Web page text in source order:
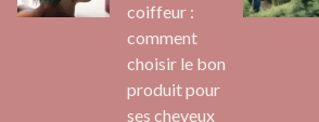
coiffeur :
comment
choisir le bon
produit pour
ses cheveux